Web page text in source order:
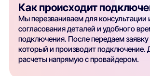
Как происходит
Мы перезваниваем для консультации
согласования деталей и удобного
подключения. После передаем
который и производит подключение.
расчеты напрямую с провайдером.